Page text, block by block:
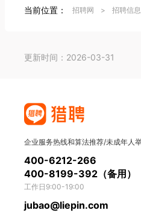
当前位置： 招聘网 > 招聘信息
更新时间：2026-03-31